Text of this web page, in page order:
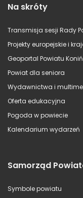
Na skróty
Transmisja sesji Rady
Projekty europejskie i
Geoportal Powiatu
Powiat dla seniora
Wydawnictwa i
Oferta edukacyjna
Pogoda w powiecie
Kalendarium wydarzeń
Samorząd
Symbole powiatu